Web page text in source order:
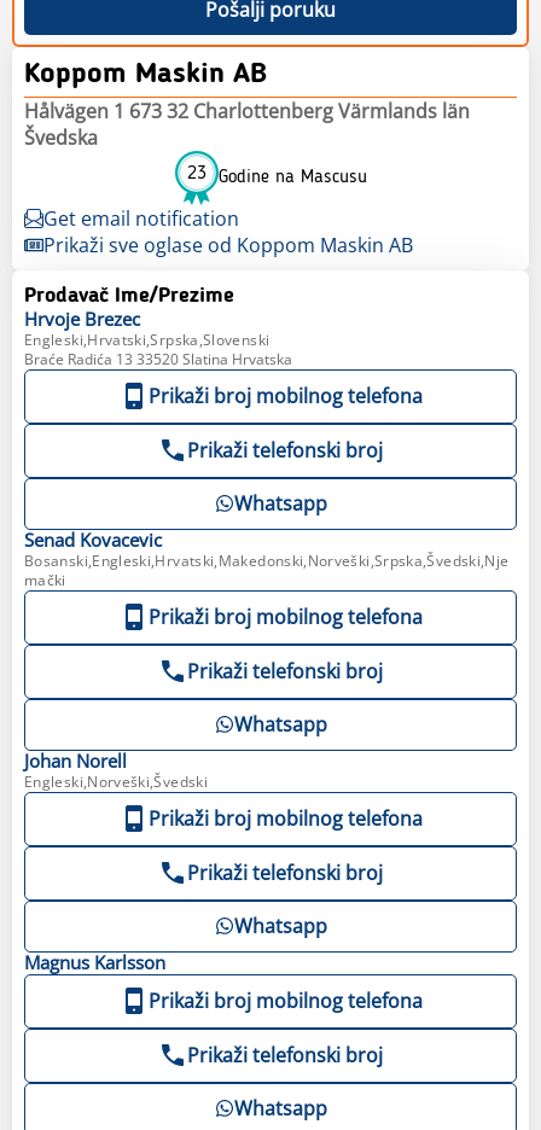
Pošalji poruku
Koppom Maskin AB
Hålvägen 1 673 32 Charlottenberg Värmlands län
Švedska
23 Godine na Mascusu
Get email notification
Prikaži sve oglase od Koppom Maskin AB
Prodavač Ime/Prezime
Hrvoje Brezec
Engleski,Hrvatski,Srpska,Slovenski
Braće Radića 13 33520 Slatina Hrvatska
Prikaži broj mobilnog telefona
Prikaži telefonski broj
Whatsapp
Senad Kovacevic
Bosanski,Engleski,Hrvatski,Makedonski,Norveški,Srpska,Švedski,Nje
mački
Prikaži broj mobilnog telefona
Prikaži telefonski broj
Whatsapp
Johan Norell
Engleski,Norveški,Švedski
Prikaži broj mobilnog telefona
Prikaži telefonski broj
Whatsapp
Magnus Karlsson
Prikaži broj mobilnog telefona
Prikaži telefonski broj
Whatsapp